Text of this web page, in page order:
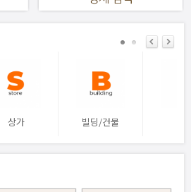
상가 빌딩/건물